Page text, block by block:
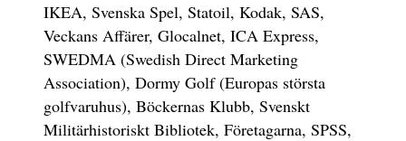
IKEA, Svenska Spel, Statoil, Kodak, SAS,
Veckans Affärer, Glocalnet, ICA Express,
SWEDMA (Swedish Direct Marketing
Association), Dormy Golf (Europas största
golfvaruhus), Böckernas Klubb, Svenskt
Militärhistoriskt Bibliotek, Företagarna, SPSS,